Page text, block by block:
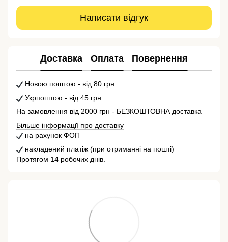
Написати відгук
Доставка Оплата Повернення
Новою поштою - від 80 грн
Укрпоштою - від 45 грн
На замовлення від 2000 грн - БЕЗКОШТОВНА доставка
Більше інформації про доставку
на рахунок ФОП
накладений платіж (при отриманні на пошті)
Протягом 14 робочих днів.